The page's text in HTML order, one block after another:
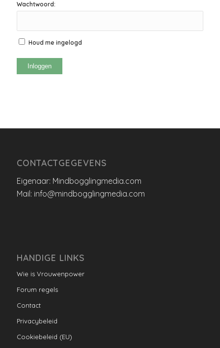
Wachtwoord:
Houd me ingelogd
Inloggen
CONTACTGEGEVENS
Eigenaar: Mindbogglingmedia.com
Mail: info@mindbogglingmedia.com
HANDIGE LINKS
Wie is Vrouwenpower
Forum regels
Contact
Privacybeleid
Cookiebeleid (EU)